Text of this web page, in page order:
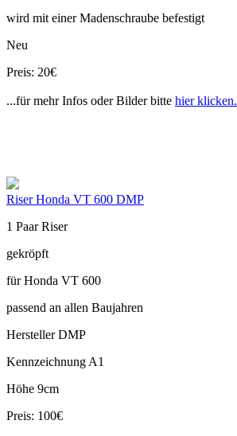
wird mit einer Madenschraube befestigt
Neu
Preis: 20€
...für mehr Infos oder Bilder bitte hier klicken.
Riser Honda VT 600 DMP
1 Paar Riser
gekröpft
für Honda VT 600
passend an allen Baujahren
Hersteller DMP
Kennzeichnung A1
Höhe 9cm
Preis: 100€